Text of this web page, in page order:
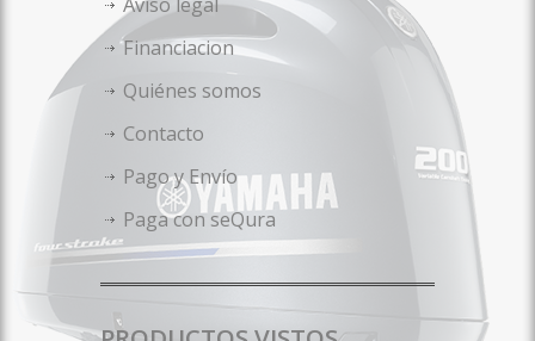
Financiacion
Quiénes somos
Contacto
Pago y Envío
Paga con seQura